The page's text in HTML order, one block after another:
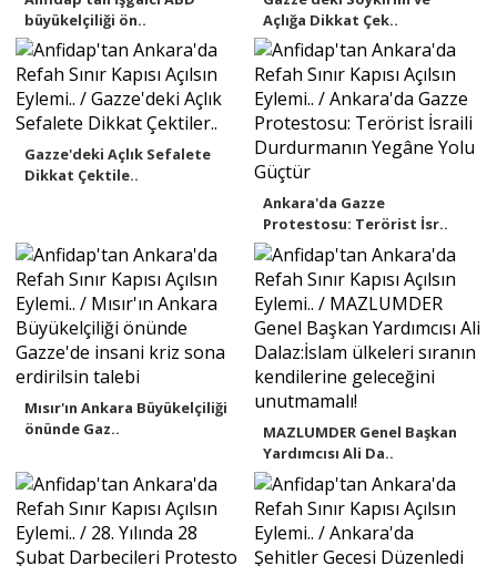
büyükelçiliği ön..
Açlığa Dikkat Çek..
Gazze'deki Açlık Sefalete
Dikkat Çektile..
Ankara'da Gazze
Protestosu: Terörist İsr..
Mısır'ın Ankara Büyükelçiliği
önünde Gaz..
MAZLUMDER Genel Başkan
Yardımcısı Ali Da..